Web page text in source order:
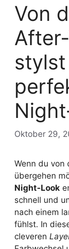
Von
Oktober 29,
Wenn du von
übergehen
Night-Look
schnell und
nach einem
fühlst. In
cleveren